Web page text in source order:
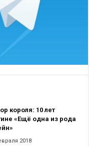
короля: 10 лет
«Ещё одна из рода
2018